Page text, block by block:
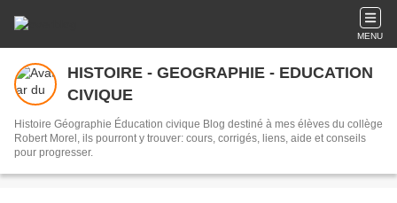
MENU
HISTOIRE - GEOGRAPHIE - EDUCATION
CIVIQUE
Histoire Géographie Éducation civique Blog destiné à mes élèves du collège
Robert Morel, ils pourront y trouver: cours, corrigés, liens, aide et conseils
pour progresser.